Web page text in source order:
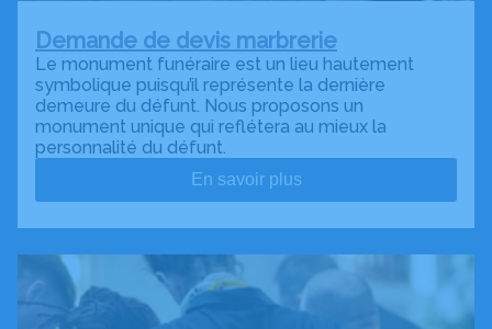
Demande de devis marbrerie
Le monument funéraire est un lieu hautement
symbolique puisqu’il représente la dernière
demeure du défunt. Nous proposons un
monument unique qui reflétera au mieux la
personnalité du défunt.
En savoir plus